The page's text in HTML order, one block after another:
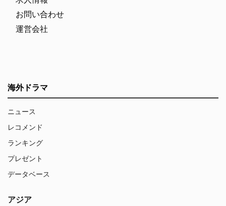
お問い合わせ
運営会社
海外ドラマ
ニュース
レコメンド
ランキング
プレゼント
データベース
アジア